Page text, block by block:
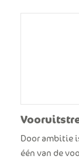
Door ambitie
één van de